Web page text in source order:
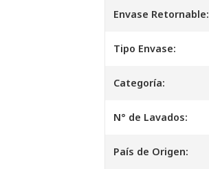
Envase Retornable:
Tipo Envase:
Categoría:
N° de Lavados:
País de Origen: